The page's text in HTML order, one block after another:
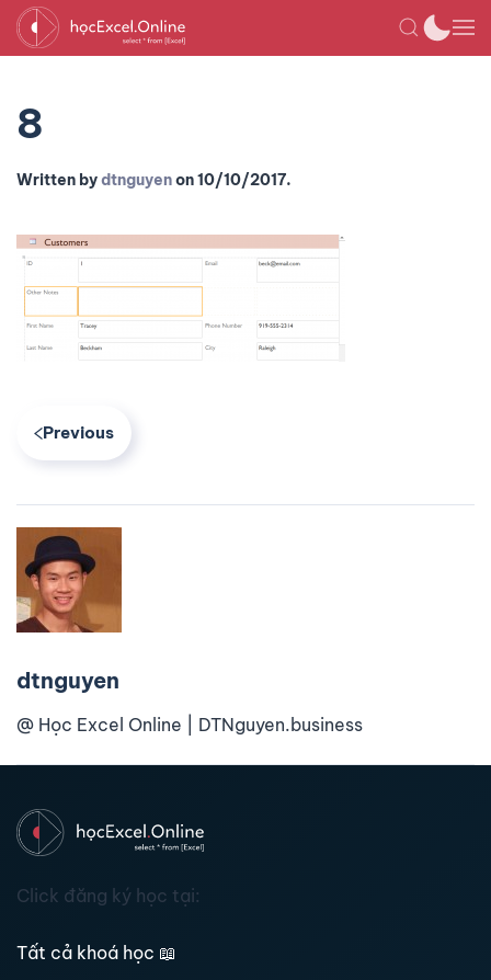
8
Written bydtnguyenon10/10/2017.
Previous
dtnguyen
@ Học Excel Online | DTNguyen.business
Click đăng ký học tại:
Tất cả khoá học 📖